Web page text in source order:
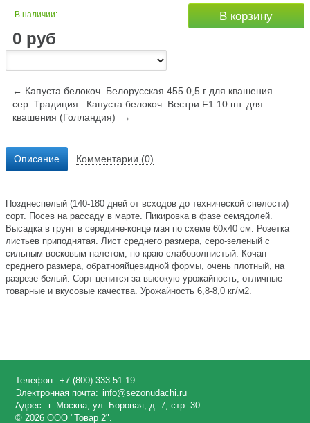
В наличии:
0 руб
В корзину
← Капуста белокоч. Белорусская 455 0,5 г для квашения
сер. Традиция
Капуста белокоч. Вестри F1 10 шт. для
квашения (Голландия) →
Описание Комментарии (0)
Позднеспелый (140-180 дней от всходов до технической спелости)
сорт. Посев на рассаду в марте. Пикировка в фазе семядолей.
Высадка в грунт в середине-конце мая по схеме 60х40 см. Розетка
листьев приподнятая. Лист среднего размера, серо-зеленый с
сильным восковым налетом, по краю слабоволнистый. Кочан
среднего размера, обратнояйцевидной формы, очень плотный, на
разрезе белый. Сорт ценится за высокую урожайность, отличные
товарные и вкусовые качества. Урожайность 6,8-8,0 кг/м2.
Телефон: +7 (800) 333-51-19
Электронная почта: info@sezonudachi.ru
Адрес: г. Москва, ул. Боровая, д. 7, стр. 30
© 2026 ООО "Товар 2".